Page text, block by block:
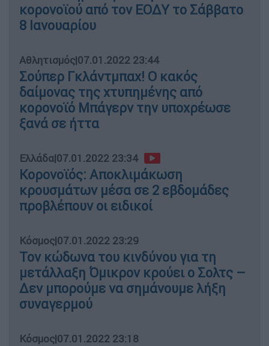
κορονοϊού από τον ΕΟΔΥ το Σάββατο
8 Ιανουαρίου
Αθλητισμός|07.01.2022 23:44
Σούπερ Γκλάντμπαχ! Ο κακός
δαίμονας της χτυπημένης από
κορονοϊό Μπάγερν την υποχρέωσε
ξανά σε ήττα
Ελλάδα|07.01.2022 23:34
Κορονοϊός: Αποκλιμάκωση
κρουσμάτων μέσα σε 2 εβδομάδες
προβλέπουν οι ειδικοί
Κόσμος|07.01.2022 23:29
Τον κώδωνα του κινδύνου για τη
μετάλλαξη Όμικρον κρούει ο Σολτς –
Δεν μπορούμε να σημάνουμε λήξη
συναγερμού
Κόσμος|07.01.2022 23:18